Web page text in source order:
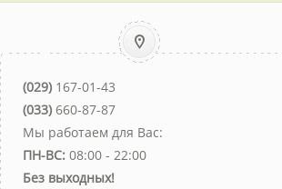
(029) 167-01-43
(033) 660-87-87
Мы работаем для Вас:
ПН-ВС: 08:00 - 22:00
Без выходных!